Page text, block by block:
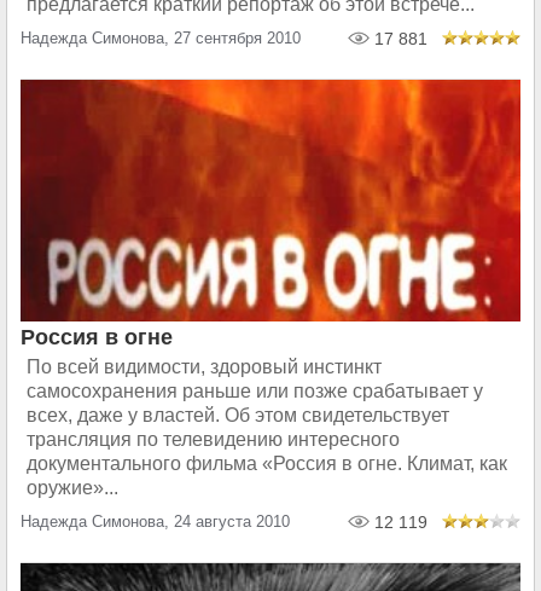
предлагается краткий репортаж об этой встрече...
Надежда Симонова, 27 сентября 2010 17 881
Россия в огне
По всей видимости, здоровый инстинкт
самосохранения раньше или позже срабатывает у
всех, даже у властей. Об этом свидетельствует
трансляция по телевидению интересного
документального фильма «Россия в огне. Климат, как
оружие»...
Надежда Симонова, 24 августа 2010 12 119